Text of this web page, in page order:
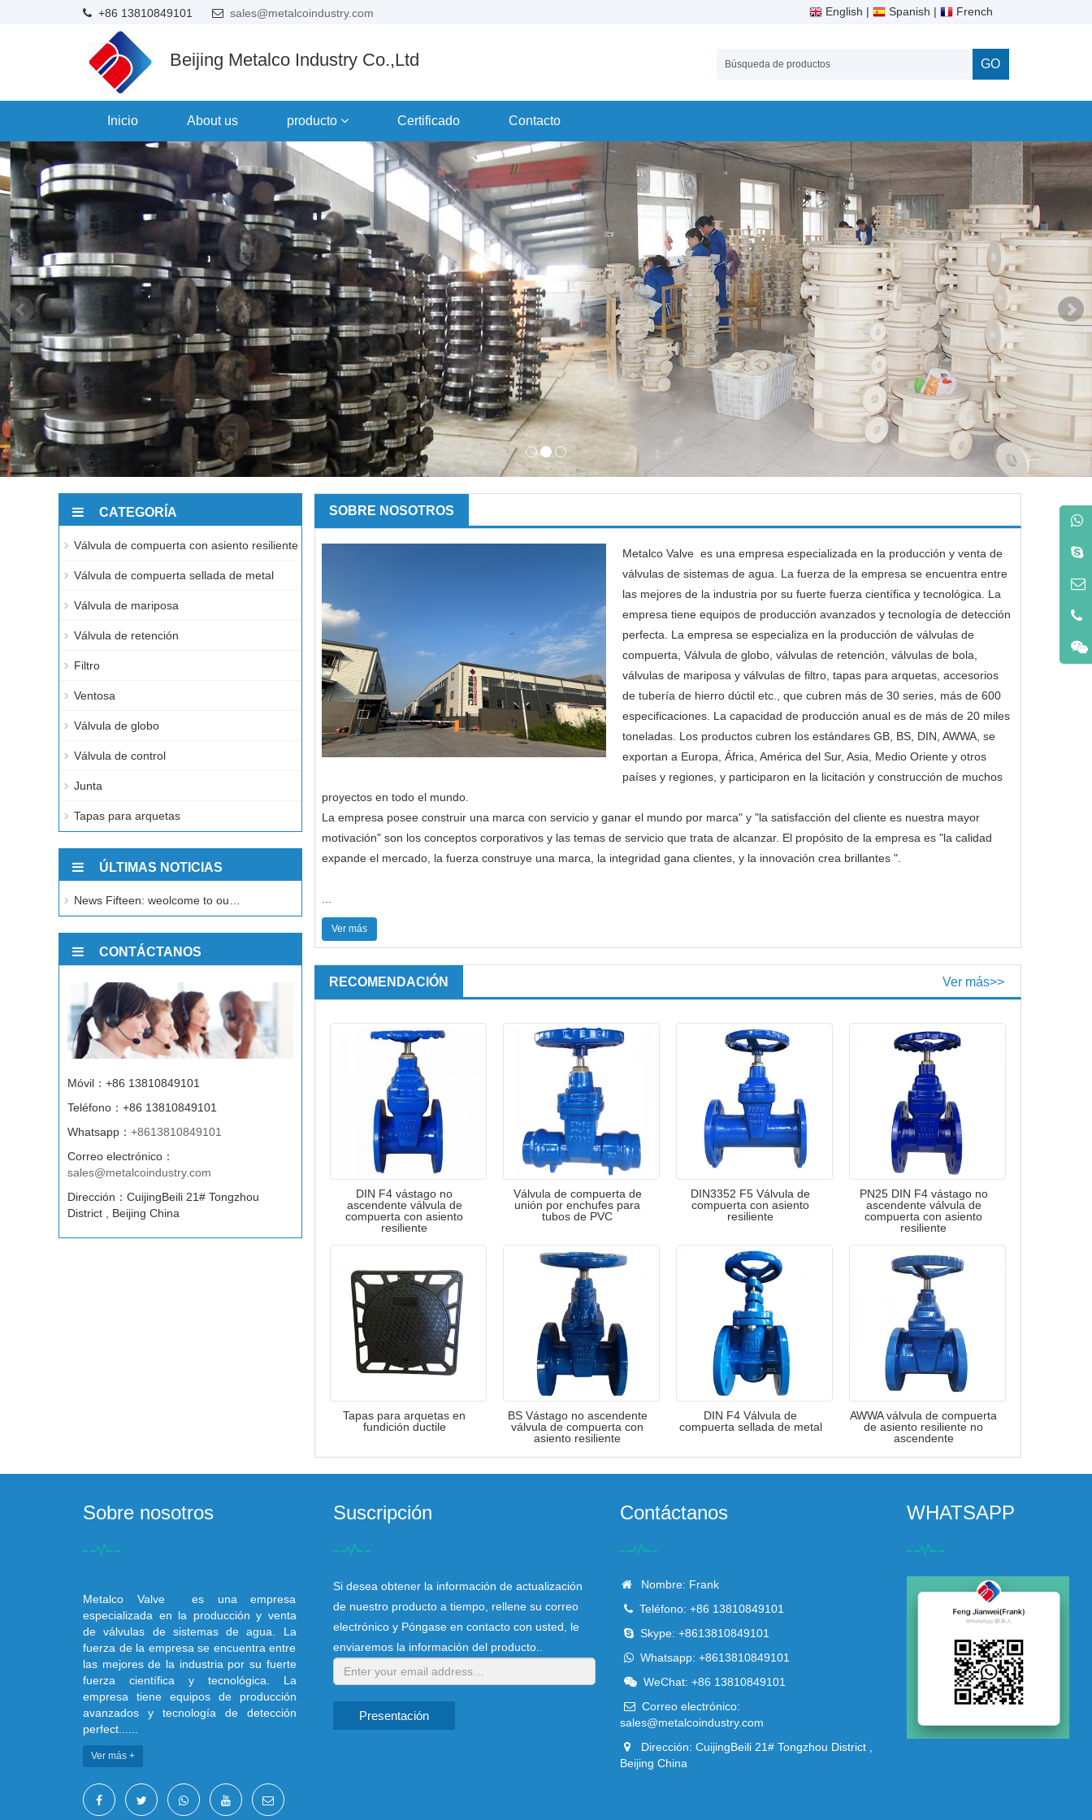
+86 13810849101 sales@metalcoindustry.com English | Spanish | French
Beijing Metalco Industry Co.,Ltd GO
Inicio About us producto Certificado Contacto
SOBRE NOSOTROS
Metalco Valve es una empresa especializada en la producción y venta de
válvulas de sistemas de agua. La fuerza de la empresa se encuentra entre
las mejores de la industria por su fuerte fuerza científica y tecnológica. La
empresa tiene equipos de producción avanzados y tecnología de detección
perfecta. La empresa se especializa en la producción de válvulas de
compuerta, Válvula de globo, válvulas de retención, válvulas de bola,
válvulas de mariposa y válvulas de filtro, tapas para arquetas, accesorios
de tubería de hierro dúctil etc., que cubren más de 30 series, más de 600
especificaciones. La capacidad de producción anual es de más de 20 miles
toneladas. Los productos cubren los estándares GB, BS, DIN, AWWA, se
exportan a Europa, África, América del Sur, Asia, Medio Oriente y otros
países y regiones, y participaron en la licitación y construcción de muchos
proyectos en todo el mundo.
La empresa posee construir una marca con servicio y ganar el mundo por marca" y "la satisfacción del cliente es nuestra mayor
motivación" son los conceptos corporativos y las temas de servicio que trata de alcanzar. El propósito de la empresa es "la calidad
expande el mercado, la fuerza construye una marca, la integridad gana clientes, y la innovación crea brillantes ".
Ver más
RECOMENDACIÓN Ver más>>
DIN F4 vástago no
ascendente válvula de
compuerta con asiento
resiliente
Válvula de compuerta de
unión por enchufes para
tubos de PVC
DIN3352 F5 Válvula de
compuerta con asiento
resiliente
PN25 DIN F4 vástago no
ascendente válvula de
compuerta con asiento
resiliente
Tapas para arquetas en
fundición ductile
BS Vástago no ascendente
válvula de compuerta con
asiento resiliente
DIN F4 Válvula de
compuerta sellada de metal
AWWA válvula de compuerta
de asiento resiliente no
ascendente
CATEGORÍA
Válvula de compuerta con asiento resiliente
Válvula de compuerta sellada de metal
Válvula de mariposa
Válvula de retención
Filtro
Ventosa
Válvula de globo
Válvula de control
Junta
Tapas para arquetas
ÚLTIMAS NOTICIAS
News Fifteen: weolcome to ou…
CONTÁCTANOS
Móvil：+86 13810849101
Teléfono：+86 13810849101
Whatsapp： +8613810849101
Correo electrónico：
sales@metalcoindustry.com
Dirección：CuijingBeili 21# Tongzhou
District , Beijing China
Sobre nosotros
Metalco Valve es una empresa
especializada en la producción y venta
de válvulas de sistemas de agua. La
fuerza de la empresa se encuentra entre
las mejores de la industria por su fuerte
fuerza científica y tecnológica. La
empresa tiene equipos de producción
avanzados y tecnología de detección
perfect......
Ver más +
Suscripción
Si desea obtener la información de actualización
de nuestro producto a tiempo, rellene su correo
electrónico y Póngase en contacto con usted, le
enviaremos la información del producto..
Presentación
Contáctanos
Nombre: Frank
Teléfono: +86 13810849101
Skype: +8613810849101
Whatsapp: +8613810849101
WeChat: +86 13810849101
Correo electrónico:
sales@metalcoindustry.com
Dirección: CuijingBeili 21# Tongzhou District ,
Beijing China
WHATSAPP